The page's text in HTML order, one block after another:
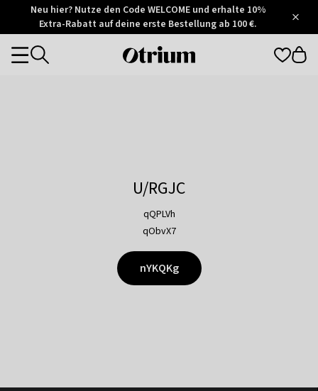
Otrium
Trustpilot
Neu hier? Nutze den Code WELCOME und erhalte 10%
Extra-Rabatt auf deine erste Bestellung ab 100 €.
Otrium
Categories
U/RGJC
qQPLVh
qObvX7
nYKQKg